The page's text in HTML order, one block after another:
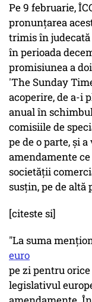
Pe 9 februarie,
pronunţarea
trimis în judecată
în perioada
promisiunea a
'The Sunday
acoperire, de a-i
anual în
comisiile de
pe de o parte, şi
amendamente
societăţii
susţin, pe de altă
[citeste si]
"La suma
euro
pe zi pentru
legislativul